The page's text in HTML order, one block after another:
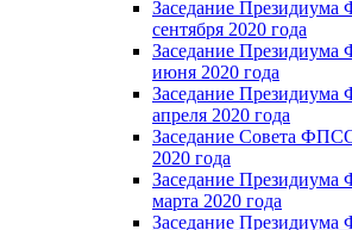
Заседание
сентября 2020 года
Заседание
июня 2020 года
Заседание
апреля 2020 года
Заседание Совета
2020 года
Заседание
марта 2020 года
Заседание